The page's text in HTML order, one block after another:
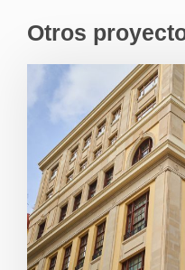
Otros